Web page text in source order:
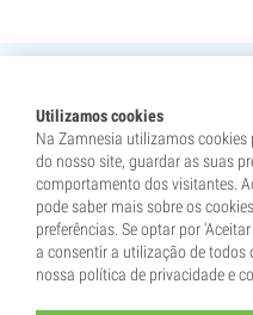
Utilizamos cookies
Na Zamnesia utilizamos
do nosso site, guardar as suas
comportamento dos visitantes.
pode saber mais sobre os
preferências. Se optar por
a consentir a utilização de todos
nossa política de privacidade e